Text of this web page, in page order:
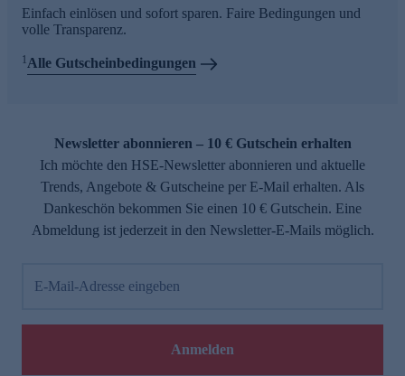
Einfach einlösen und sofort sparen. Faire Bedingungen und
volle Transparenz.
1Alle Gutscheinbedingungen
Newsletter abonnieren – 10 € Gutschein erhalten
Ich möchte den HSE-Newsletter abonnieren und aktuelle
Trends, Angebote & Gutscheine per E-Mail erhalten. Als
Dankeschön bekommen Sie einen 10 € Gutschein. Eine
Abmeldung ist jederzeit in den Newsletter-E-Mails möglich.
E-Mail-Adresse eingeben
Anmelden